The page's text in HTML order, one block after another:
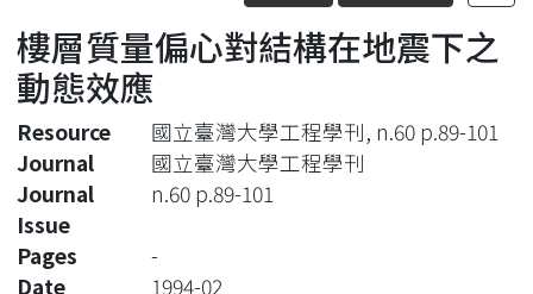
Statistics
樓層質量偏心對結構在地震下之
動態效應
Resource
國立臺灣大學工程學刊, n.60 p.89-101
Journal
國立臺灣大學工程學刊
Journal
Issue
n.60 p.89-101
Pages
-
Date
1994-02